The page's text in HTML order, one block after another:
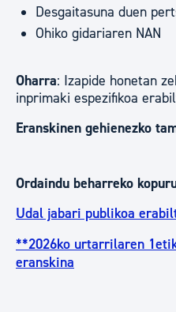
Desgaitasuna duen
Ohiko gidariaren NAN
Oharra: Izapide honetan
inprimaki espezifikoa
Eranskinen gehienezko
Ordaindu beharreko
Udal jabari publikoa
**2026ko urtarrilaren
eranskina